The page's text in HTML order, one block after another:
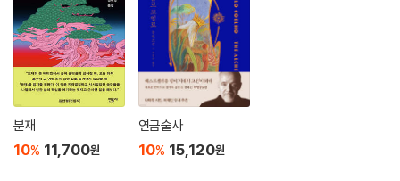
잃어버린 자아와 자연을 찾아 떠난 모험의 기록
작가는 애초 2년 예정으로 찾은 베네수엘라의 까라까스에 14년을 머물면
서 오리노꼬강과 안데스산맥, 끝없는 평원과 보석 같은 섬들에 매료되어
점점 더 밀림 깊숙이까지 여행을 이어갔다. 『잃어버린 발자취』에는 이 여
행의 경험이 녹아 있으며, 작가가 체화한 유럽식 교양과 첨단 문화, 음악 교
육의 영향이 주인공의 모습을 탄생시켰다. 주인공이 오래전에 작곡하다 끝
맺지 못한 곡이 『사슬에 묶인 프로메테우스』에 붙인 곡이라는 데서 알 수
분재
10% 11,700원
연금술사
10% 15,120원